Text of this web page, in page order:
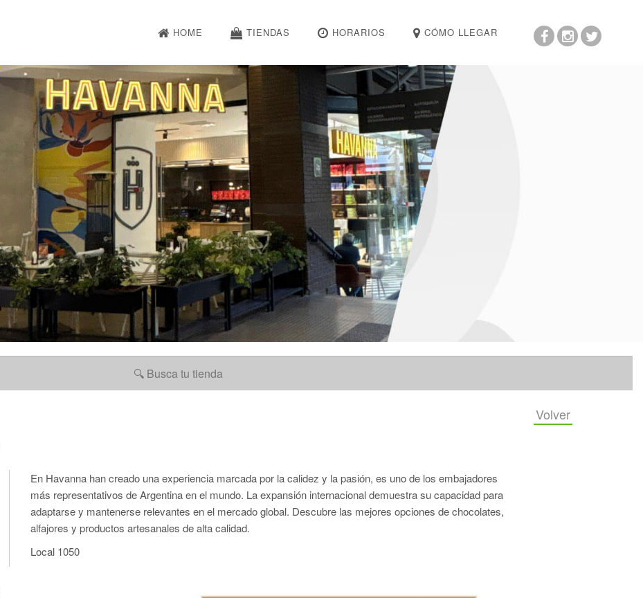
HOME TIENDAS HORARIOS CÓMO LLEGAR
Volver
En Havanna han creado una experiencia marcada por la calidez y la pasión, es uno de los embajadores
más representativos de Argentina en el mundo. La expansión internacional demuestra su capacidad para
adaptarse y mantenerse relevantes en el mercado global. Descubre las mejores opciones de chocolates,
alfajores y productos artesanales de alta calidad.
Local 1050